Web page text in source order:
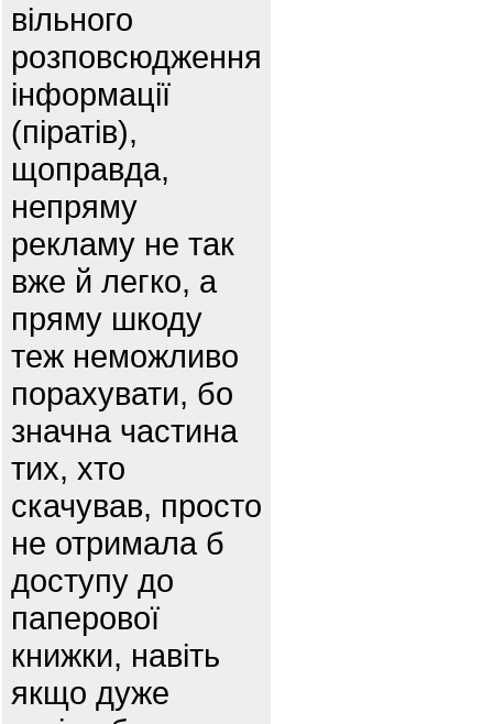
вільного
розповсюдження
інформації
(піратів),
щоправда,
непряму
рекламу не так
вже й легко, а
пряму шкоду
теж неможливо
порахувати, бо
значна частина
тих, хто
скачував, просто
не отримала б
доступу до
паперової
книжки, навіть
якщо дуже